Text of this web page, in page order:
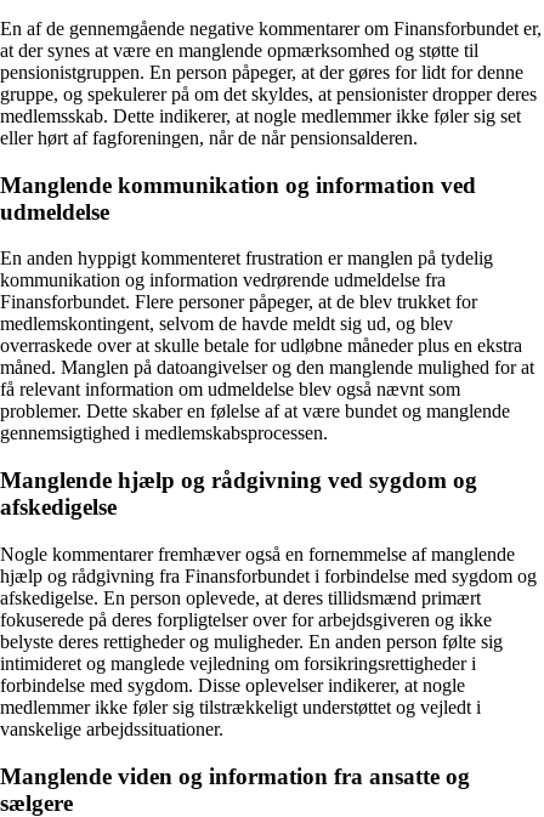
En af de gennemgående negative kommentarer om Finansforbundet er,
at der synes at være en manglende opmærksomhed og støtte til
pensionistgruppen. En person påpeger, at der gøres for lidt for denne
gruppe, og spekulerer på om det skyldes, at pensionister dropper deres
medlemsskab. Dette indikerer, at nogle medlemmer ikke føler sig set
eller hørt af fagforeningen, når de når pensionsalderen.
Manglende kommunikation og information ved
udmeldelse
En anden hyppigt kommenteret frustration er manglen på tydelig
kommunikation og information vedrørende udmeldelse fra
Finansforbundet. Flere personer påpeger, at de blev trukket for
medlemskontingent, selvom de havde meldt sig ud, og blev
overraskede over at skulle betale for udløbne måneder plus en ekstra
måned. Manglen på datoangivelser og den manglende mulighed for at
få relevant information om udmeldelse blev også nævnt som
problemer. Dette skaber en følelse af at være bundet og manglende
gennemsigtighed i medlemskabsprocessen.
Manglende hjælp og rådgivning ved sygdom og
afskedigelse
Nogle kommentarer fremhæver også en fornemmelse af manglende
hjælp og rådgivning fra Finansforbundet i forbindelse med sygdom og
afskedigelse. En person oplevede, at deres tillidsmænd primært
fokuserede på deres forpligtelser over for arbejdsgiveren og ikke
belyste deres rettigheder og muligheder. En anden person følte sig
intimideret og manglede vejledning om forsikringsrettigheder i
forbindelse med sygdom. Disse oplevelser indikerer, at nogle
medlemmer ikke føler sig tilstrækkeligt understøttet og vejledt i
vanskelige arbejdssituationer.
Manglende viden og information fra ansatte og
sælgere